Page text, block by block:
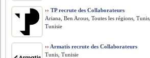
›› TP recrute des Collaborateurs
Ariana, Ben Arous, Toutes les régions, Tunis,
Tunisie
›› Armatis recrute des Collaborateurs
Tunis, Tunisie